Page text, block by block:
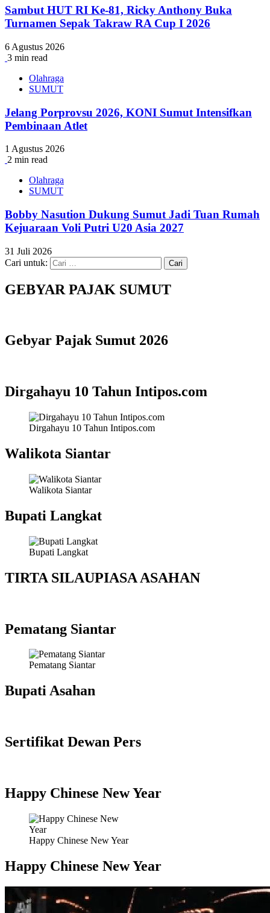
Sambut HUT RI Ke-81, Ricky Anthony Buka
Turnamen Sepak Takraw RA Cup I 2026
6 Agustus 2026
3 min read
Olahraga
SUMUT
Jelang Porprovsu 2026, KONI Sumut Intensifkan
Pembinaan Atlet
1 Agustus 2026
2 min read
Olahraga
SUMUT
Bobby Nasution Dukung Sumut Jadi Tuan Rumah
Kejuaraan Voli Putri U20 Asia 2027
31 Juli 2026
Cari untuk:
GEBYAR PAJAK SUMUT
Gebyar Pajak Sumut 2026
Dirgahayu 10 Tahun Intipos.com
Dirgahayu 10 Tahun Intipos.com
Walikota Siantar
Walikota Siantar
Bupati Langkat
Bupati Langkat
TIRTA SILAUPIASA ASAHAN
Pematang Siantar
Pematang Siantar
Bupati Asahan
Sertifikat Dewan Pers
Happy Chinese New Year
Happy Chinese New Year
Happy Chinese New Year